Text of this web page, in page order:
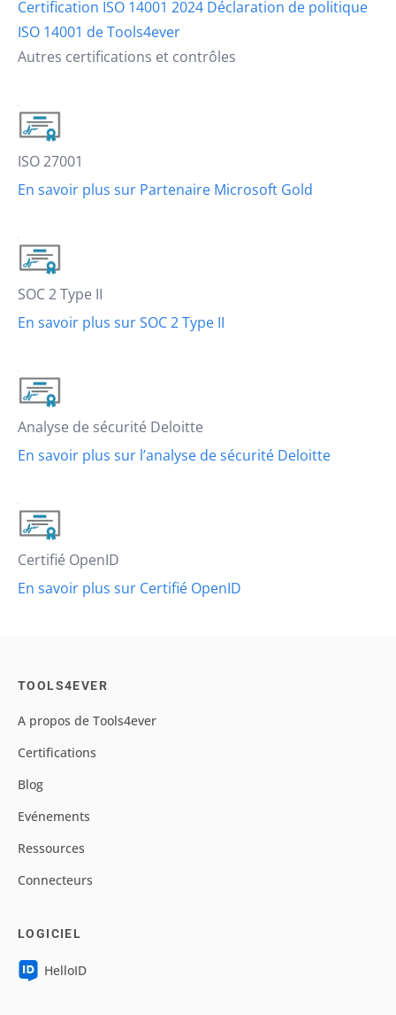
Certification ISO 14001 2024 Déclaration de politique
ISO 14001 de Tools4ever
Autres certifications et contrôles
ISO 27001
En savoir plus sur Partenaire Microsoft Gold
SOC 2 Type II
En savoir plus sur SOC 2 Type II
Analyse de sécurité Deloitte
En savoir plus sur l’analyse de sécurité Deloitte
Certifié OpenID
En savoir plus sur Certifié OpenID
TOOLS4EVER
A propos de Tools4ever
Certifications
Blog
Evénements
Ressources
Connecteurs
LOGICIEL
HelloID